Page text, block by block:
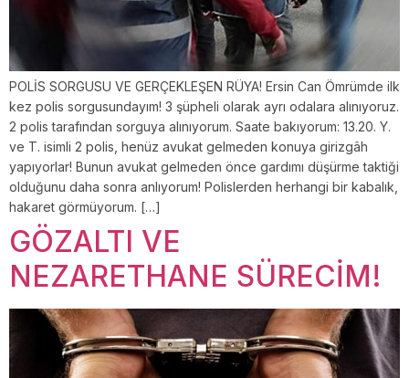
POLİS SORGUSU VE GERÇEKLEŞEN RÜYA! Ersin Can Ömrümde ilk
kez polis sorgusundayım! 3 şüpheli olarak ayrı odalara alınıyoruz.
2 polis tarafından sorguya alınıyorum. Saate bakıyorum: 13.20. Y.
ve T. isimli 2 polis, henüz avukat gelmeden konuya girizgâh
yapıyorlar! Bunun avukat gelmeden önce gardımı düşürme taktiği
olduğunu daha sonra anlıyorum! Polislerden herhangi bir kabalık,
hakaret görmüyorum. […]
GÖZALTI VE
NEZARETHANE SÜRECİM!